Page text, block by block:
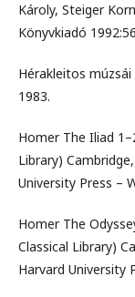
Károly, Steiger
Könyvkiadó
Hérakleitos
1983.
Homer The Iliad
Library)
University Press –
Homer The
Classical Library)
Harvard University